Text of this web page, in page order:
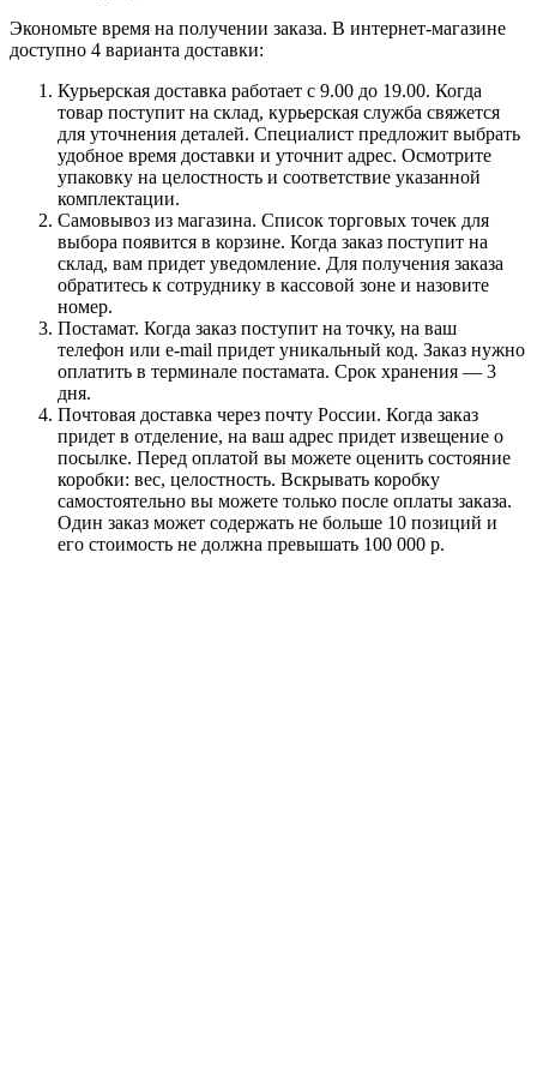
Экономьте время на получении заказа. В интернет-магазине
доступно 4 варианта доставки:
Курьерская доставка работает с 9.00 до 19.00. Когда
товар поступит на склад, курьерская служба свяжется
для уточнения деталей. Специалист предложит выбрать
удобное время доставки и уточнит адрес. Осмотрите
упаковку на целостность и соответствие указанной
комплектации.
Самовывоз из магазина. Список торговых точек для
выбора появится в корзине. Когда заказ поступит на
склад, вам придет уведомление. Для получения заказа
обратитесь к сотруднику в кассовой зоне и назовите
номер.
Постамат. Когда заказ поступит на точку, на ваш
телефон или e-mail придет уникальный код. Заказ нужно
оплатить в терминале постамата. Срок хранения — 3
дня.
Почтовая доставка через почту России. Когда заказ
придет в отделение, на ваш адрес придет извещение о
посылке. Перед оплатой вы можете оценить состояние
коробки: вес, целостность. Вскрывать коробку
самостоятельно вы можете только после оплаты заказа.
Один заказ может содержать не больше 10 позиций и
его стоимость не должна превышать 100 000 р.